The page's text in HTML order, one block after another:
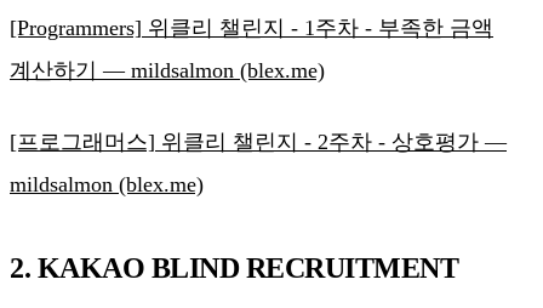
[Programmers] 위클리 챌린지 - 1주차 - 부족한 금액
계산하기 — mildsalmon (blex.me)
[프로그래머스] 위클리 챌린지 - 2주차 - 상호평가 —
mildsalmon (blex.me)
2. KAKAO BLIND RECRUITMENT